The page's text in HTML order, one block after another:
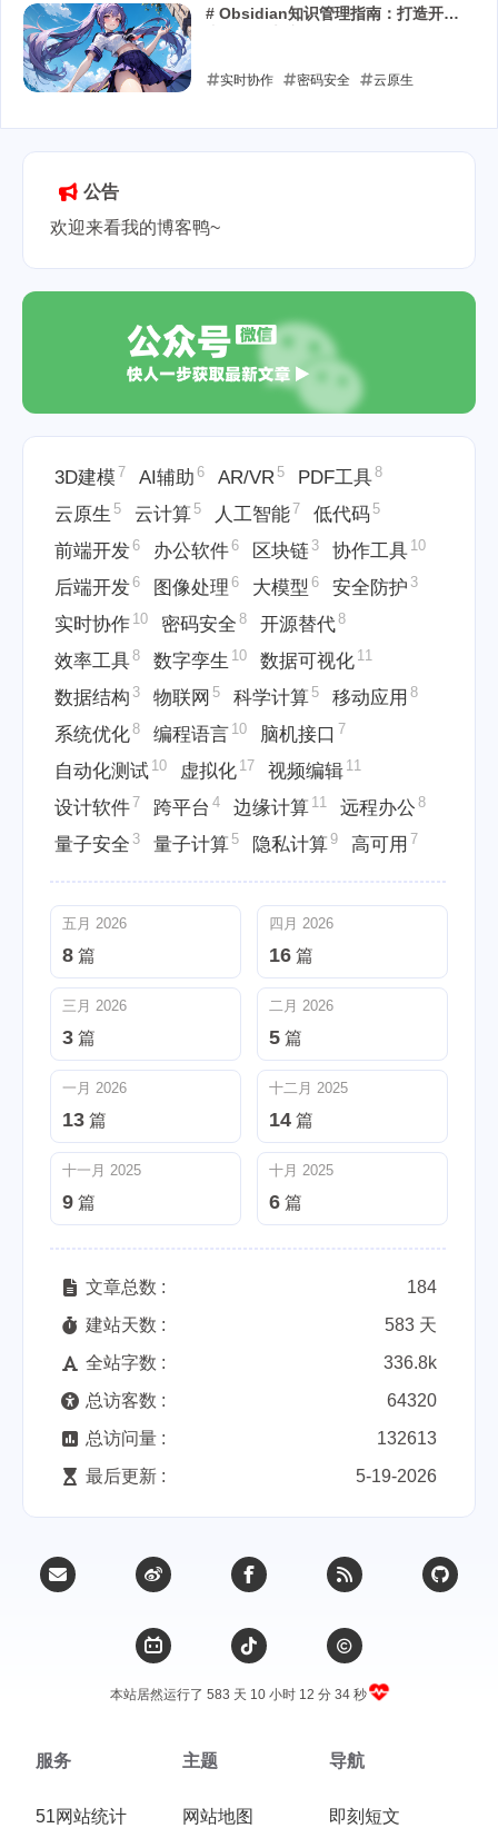
2025-08-20
# Obsidian知识管理指南：打造开发
实时协作 密码安全 云原生
公告
欢迎来看我的博客鸭~
3D建模 7 AI辅助 6 AR/VR 5 PDF工具8
云原生 5 云计算 5 人工智能7 低代码 5
前端开发6 办公软件6 区块链 3 协作工具 10
后端开发6 图像处理 6 大模型 6 安全防护 3
实时协作 10 密码安全 8 开源替代8
效率工具8 数字孪生 10 数据可视化 11
数据结构 3 物联网 5 科学计算 5 移动应用 8
系统优化8 编程语言 10 脑机接口 7
自动化测试 10 虚拟化 17 视频编辑 11
设计软件7 跨平台 4 边缘计算 11 远程办公 8
量子安全 3 量子计算 5 隐私计算9 高可用 7
五月 2026
8 篇
四月 2026
16 篇
三月 2026
3 篇
二月 2026
5 篇
一月 2026
13 篇
十二月 2025
14 篇
十一月 2025
9 篇
十月 2025
6 篇
文章总数 :
184
建站天数 :
583 天
全站字数 :
336.8k
总访客数 :
64320
总访问量 :
132613
最后更新 :
5-19-2026
本站居然运行了 583 天 10 小时 12 分 35 秒
服务
51网站统计
主题
网站地图
导航
即刻短文